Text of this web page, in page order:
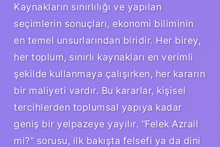
Kaynakların sınırlılığı ve yapılan
seçimlerin sonuçları, ekonomi biliminin
en temel unsurlarından biridir. Her birey,
her toplum, sınırlı kaynakları en verimli
şekilde kullanmaya çalışırken, her kararın
bir maliyeti vardır. Bu kararlar, kişisel
tercihlerden toplumsal yapıya kadar
geniş bir yelpazeye yayılır. “Felek Azrail
mi?” sorusu, ilk bakışta felsefi ya da dini